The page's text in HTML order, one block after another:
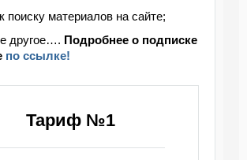
Тариф №1
поиску материалов на сайте;
другое…. Подробнее о подписке
по ссылке!